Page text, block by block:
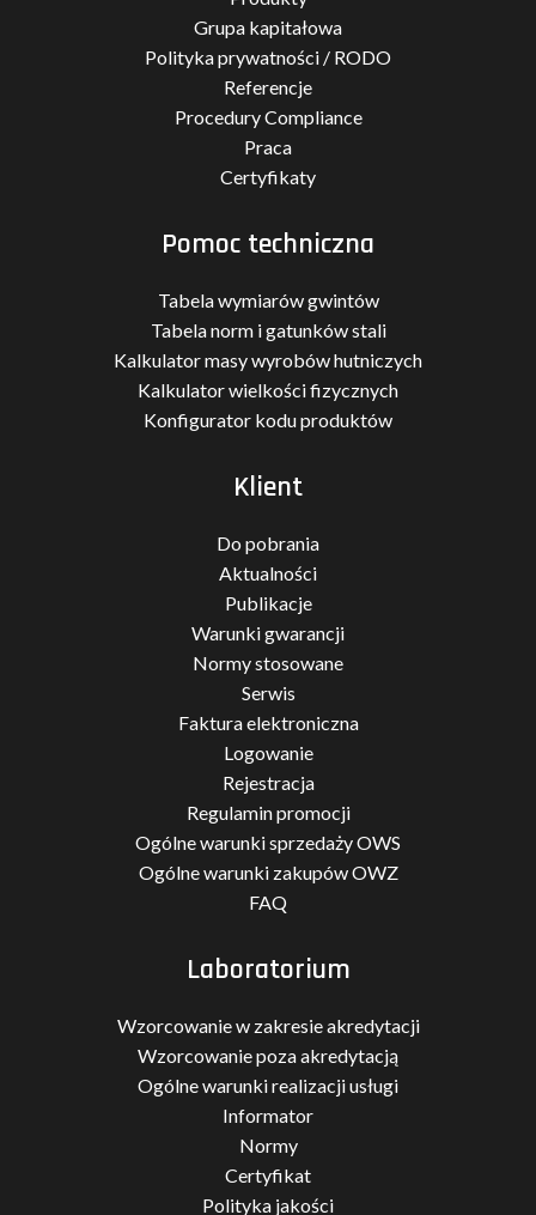
Grupa kapitałowa
Polityka prywatności / RODO
Referencje
Procedury Compliance
Praca
Certyfikaty
Pomoc techniczna
Tabela wymiarów gwintów
Tabela norm i gatunków stali
Kalkulator masy wyrobów hutniczych
Kalkulator wielkości fizycznych
Konfigurator kodu produktów
Klient
Do pobrania
Aktualności
Publikacje
Warunki gwarancji
Normy stosowane
Serwis
Faktura elektroniczna
Logowanie
Rejestracja
Regulamin promocji
Ogólne warunki sprzedaży OWS
Ogólne warunki zakupów OWZ
FAQ
Laboratorium
Wzorcowanie w zakresie akredytacji
Wzorcowanie poza akredytacją
Ogólne warunki realizacji usługi
Informator
Normy
Certyfikat
Polityka jakości